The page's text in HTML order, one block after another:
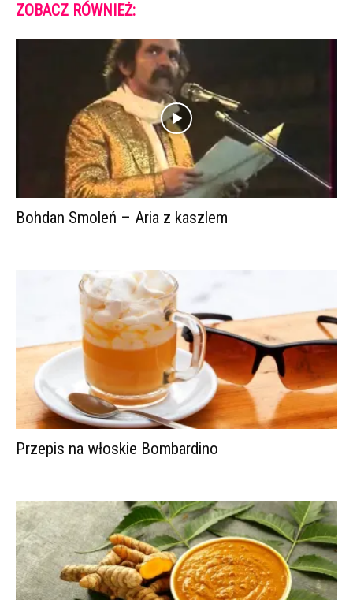
ZOBACZ RÓWNIEŻ:
Bohdan Smoleń – Aria z kaszlem
Przepis na włoskie Bombardino